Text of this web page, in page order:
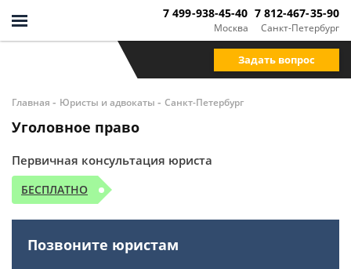
Москва
7 499-938-45-40
Санкт-Петербург
7 812-467-35-90
Задать вопрос
Главная - Юристы и адвокаты - Санкт-Петербург
Уголовное право
Первичная консультация юриста
БЕСПЛАТНО
Позвоните юристам